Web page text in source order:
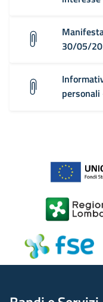
30/05/